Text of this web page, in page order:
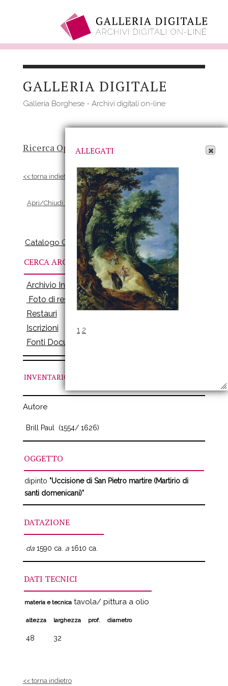
contenutoGALLERIA DIGITALE
Galleria Borghese - Archivi digitali on-line
Ricerca Opere-Risultato
<< torna indietro
Apri/Chiudi scheda Allegati
Catalogo Online
CERCA ARCHIVI
Archivio Inventari
Foto di restauro
Restauri
Iscrizioni
Fonti Documenti
INVENTARIO
Autore
Brill Paul (1554/ 1626)
OGGETTO
dipinto "Uccisione di San Pietro martire (Martirio di
santi domenicani)"
DATAZIONE
da1590 ca. a1610 ca.
DATI TECNICI
materia e tecnicatavola/ pittura a olio
altezza larghezza prof. diametro
48 32
<< torna indietro
ALLEGATI
1 2